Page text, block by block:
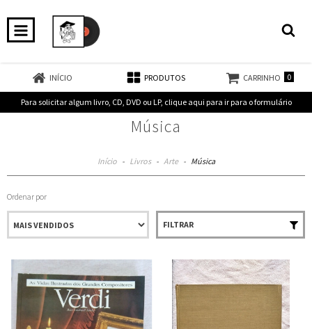
INÍCIO PRODUTOS CARRINHO 0
Para solicitar algum livro, CD, DVD ou LP, clique aqui para ir para o formulário
Música
Início - Livros - Arte - Música
Ordenar por
FILTRAR